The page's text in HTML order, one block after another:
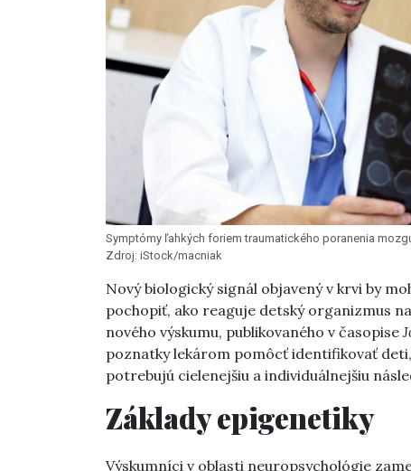
Symptómy ľahkých foriem traumatického poranenia
Zdroj: iStock/macniak
Nový biologický signál objavený v krvi by
pochopiť, ako reaguje detský organizmus
nového výskumu, publikovaného v časopise
poznatky lekárom pomôcť identifikovať
potrebujú cielenejšiu a individuálnejšiu
Základy epigenetiky
Výskumníci v oblasti neuropsychológie